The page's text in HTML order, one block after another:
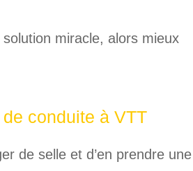
miracle, alors mieux
conduite à VTT
de selle et d’en prendre une